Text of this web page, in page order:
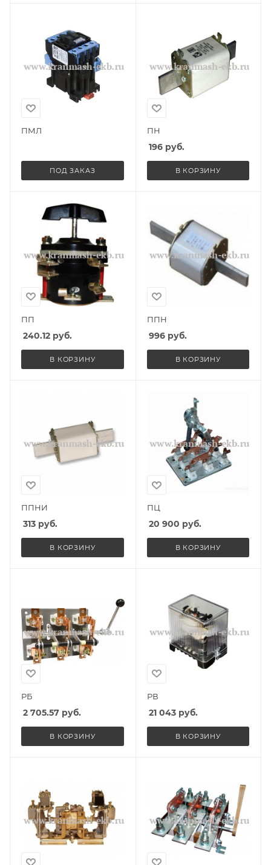
ПМЛ
ПОД ЗАКАЗ
ПН
196руб.
В КОРЗИНУ
ПП
240.12 руб.
В КОРЗИНУ
ППН
996руб.
В КОРЗИНУ
ППНИ
313 руб.
В КОРЗИНУ
ПЦ
20 900 руб.
В КОРЗИНУ
РБ
2 705.57 руб.
В КОРЗИНУ
РВ
21 043руб.
В КОРЗИНУ